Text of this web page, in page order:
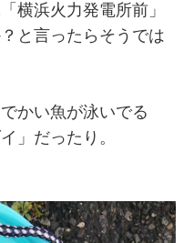
横浜火力発電所前」
と言ったらそうでは
かい魚が泳いでる
」だったり。